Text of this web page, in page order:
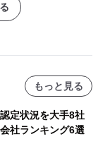
もっと見る
定状況を大手8社
社ランキング6選